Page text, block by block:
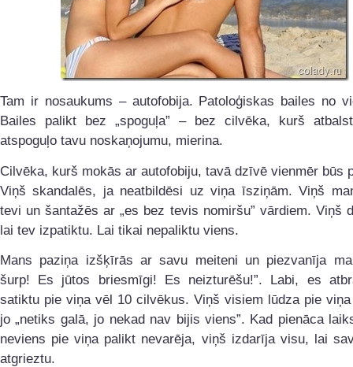
Tam ir nosaukums – autofobija. Patoloģiskas bailes no
Bailes palikt bez „spoguļa” – bez cilvēka, kurš
atspoguļo tavu noskaņojumu, mierina.
Cilvēka, kurš mokās ar autofobiju, tavā dzīvē vienmēr būs
Viņš skandalēs, ja neatbildēsi uz viņa īsziņām. Viņš
tevi un šantažēs ar „es bez tevis nomiršu” vārdiem. Viņš
lai tev izpatiktu. Lai tikai nepaliktu viens.
Mans paziņa izšķīrās ar savu meiteni un piezvanīja
šurp! Es jūtos briesmīgi! Es neizturēšu!”. Labi, es
satiktu pie viņa vēl 10 cilvēkus. Viņš visiem lūdza pie
jo „netiks galā, jo nekad nav bijis viens”. Kad pienāca
neviens pie viņa palikt nevarēja, viņš izdarīja visu, lai
atgrieztu.